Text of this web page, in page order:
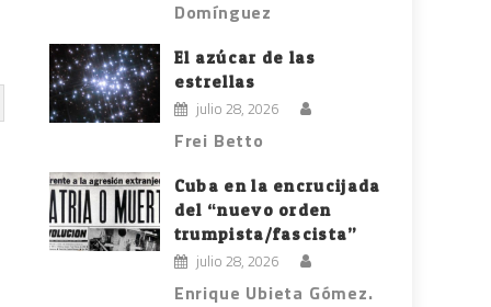
Domínguez
El azúcar de las
estrellas
julio 28, 2026
Frei Betto
Cuba en la encrucijada
del “nuevo orden
trumpista/fascista”
julio 28, 2026
Enrique Ubieta Gómez.